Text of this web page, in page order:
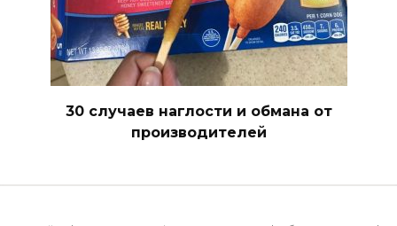
30 случаев наглости и обмана от
производителей